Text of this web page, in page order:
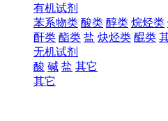
有机试剂
苯系物类 酸类 醇类 烷烃类
酐类 酯类 盐 炔烃类 醌类
无机试剂
酸 碱 盐 其它
其它